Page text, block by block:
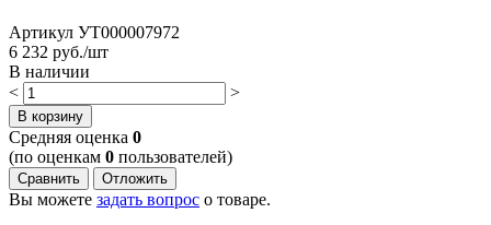
Артикул УТ000007972
6 232 руб./шт
В наличии
<
>
В корзину
Cредняя оценка 0
(по оценкам 0 пользователей)
Сравнить Отложить
Вы можете задать вопрос о товаре.